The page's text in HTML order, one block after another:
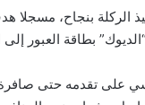
الركلة بنجاح، مسجلا
على تقدمه حتى صافرة